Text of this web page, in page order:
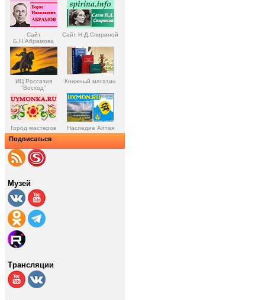
Сайт
Б.Н.Абрамова
Сайт Н.Д.Спириной
ИЦ Россазия
"Восход"
Книжный магазин
Город мастеров Наследие Алтая
Подписаться
Музей
Трансляции